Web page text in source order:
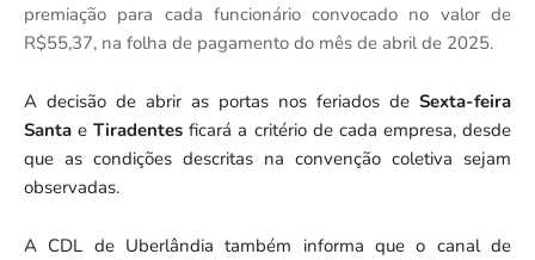
premiação para cada funcionário convocado no valor de
R$55,37, na folha de pagamento do mês de abril de 2025.
A decisão de abrir as portas nos feriados de Sexta-feira
Santa eTiradentes ficará a critério de cada empresa, desde
que as condições descritas na convenção coletiva sejam
observadas.
A CDL de Uberlândia também informa que o canal de